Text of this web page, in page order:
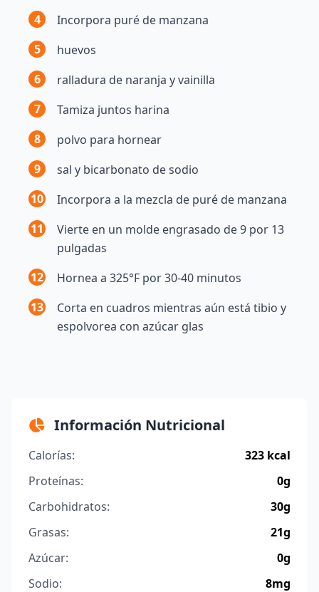
4
Incorpora puré de manzana
5
huevos
6
ralladura de naranja y vainilla
7
Tamiza juntos harina
8
polvo para hornear
9
sal y bicarbonato de sodio
10
Incorpora a la mezcla de puré de manzana
11
Vierte en un molde engrasado de 9 por 13
pulgadas
12
Hornea a 325°F por 30-40 minutos
13
Corta en cuadros mientras aún está tibio y
espolvorea con azúcar glas
Información Nutricional
Calorías:
323 kcal
Proteínas:
0g
Carbohidratos:
30g
Grasas:
21g
Azúcar:
0g
Sodio:
8mg